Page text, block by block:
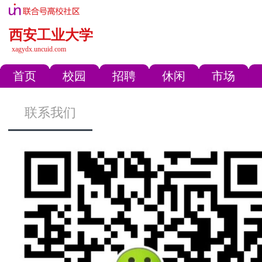
西安工业大学
xagydx.uncuid.com
首页 校园 招聘 休闲 市场
联系我们